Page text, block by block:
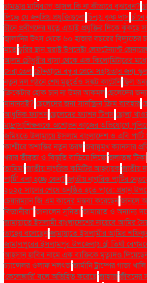
চামড়ার মানিব্যাগ আসল কি না কীভাবে বুঝবেন?
দিচ্ছে যে জনপ্রিয় প্রযুক্তিগুলোচিন্ময় কৃষ্ণ দাসচীনে
চীনে প্রবীণদের যত্নে এআই প্রযুক্তির দিকে ঝুঁকছে
জ্বালানির উৎস থেকে ৬০ হাজার বছরের বিদ্যুতের
মতেচুরির স্থান স্বরাষ্ট্র উপদেষ্টা লেফটেন্যান্ট
আলম চৌধুরীর বাসা থেকে এক কিলোমিটারের
সেরা তেলচৌদ্দগ্রামে বন্ধুর প্রেমে সহায়তার জন্য
নতুন দল গঠনে শেষ মুহূর্তেও সঙ্কট কাটেনিছিল
ক্রিকেটার হোক চান না উমর আকমলছেলেদের
মানানসই? ছেলেদের জন্য সানস্ক্রিন ক্রিম ব্যবহার
আধুনিক ফ্যাশনছেলেদের ফ্যাশন টিপসছোলা
মাদ্রাসাশিক্ষককে অশোভন কাজের অভিযোগে
জমিয়তে উলামায়ে ইসলাম বাংলাদেশ ও এবি
কাশ্মীরে অশান্তির নতুন তরঙ্গজরায়ুমুখ ক্যানসার
খরার তীব্রতা ও বিস্তৃতি বাড়িয়ে দিচ্ছেজলাতঙ্ক টিকা
তামিম!জাতীয় নাগরিক কমিটির আহ্বায়কজাতীয়
পার্টি’ বলা হচ্ছে কেন? জাতীয় নাগরিক পার্টির
২০২৫ সালের শেষে অনুষ্ঠিত হতে পারে: প্রধান
চেয়ারম্যান জি এম কাদের মন্তব্য করেছেনজানলে
বিজ্ঞানীরা" জানালেন সুনিতাজামায়াত ও অন্যান্য
জামায়াতে ইসলামী বাংলাদেশের নায়েবে আমির
তাহের বলেছেনজামায়াতে ইসলামীর আমির
জামালপুরের ইসলামপুর উপজেলায় স্ত্রী তিথী
আহসান হাবিব নামে এক ব্যক্তিকে মৃত্যুদণ্ড
চ্যান্সেলর ওলাফ শলৎজজার্মানি ট্রাম্পের গাজা
'কেলেঙ্কারি' বলে অভিহিত করেছেজাহাজজীবনের